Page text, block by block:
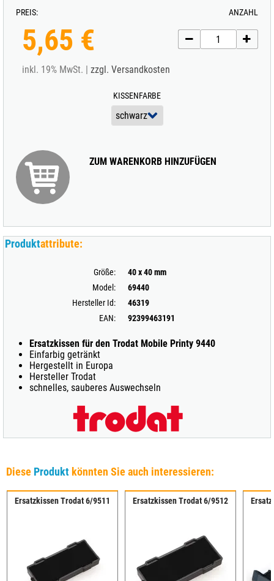
PREIS:
5,65 €
inkl. 19% MwSt. | zzgl. Versandkosten
KISSENFARBE
ANZAHL
ZUM WARENKORB HINZUFÜGEN
Produktattribute:
Größe:
40 x 40 mm
Model:
69440
Hersteller Id:
46319
EAN:
92399463191
Ersatzkissen für den Trodat Mobile Printy 9440
Einfarbig getränkt
Hergestellt in Europa
Hersteller Trodat
schnelles, sauberes Auswechseln
Diese Produkt könnten Sie auch interessieren:
Ersatzkissen Trodat 6/9511 Ersatzkissen Trodat 6/9512